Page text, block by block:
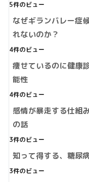
5件のビュー
なぜギランバレー症
れないのか？
4件のビュー
痩せているのに健康
能性
4件のビュー
感情が暴走する仕組
の話
3件のビュー
知って得する、糖尿
3件のビュー